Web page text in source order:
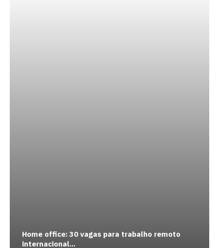
Home office: 30 vagas para trabalho remoto
internacional...